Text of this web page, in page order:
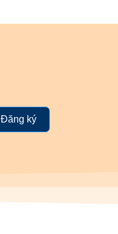
Đăng ký